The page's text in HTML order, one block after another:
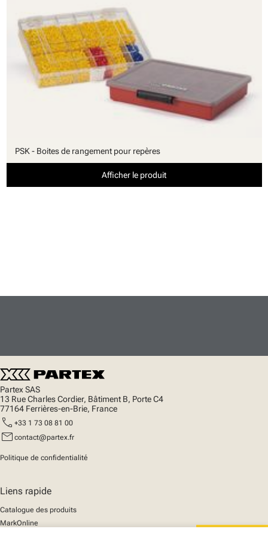
PSK - Boites de rangement pour repères
Afficher le produit
Partex SAS
13 Rue Charles Cordier, Bâtiment B, Porte C4
77164 Ferrières-en-Brie, France
call +33 1 73 08 81 00
mail contact@partex.fr
Politique de confidentialité
Liens rapide
Catalogue des produits
MarkOnline